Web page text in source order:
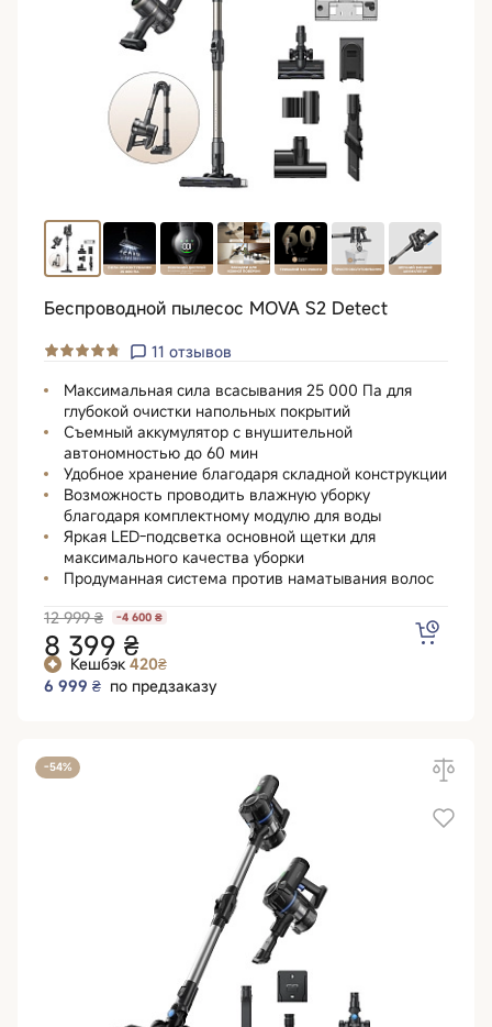
Беспроводной пылесос MOVA S2 Detect
11 отзывов
Максимальная сила всасывания 25 000 Па для
глубокой очистки напольных покрытий
Съемный аккумулятор с внушительной
автономностью до 60 мин
Удобное хранение благодаря складной конструкции
Возможность проводить влажную уборку
благодаря комплектному модулю для воды
Яркая LED-подсветка основной щетки для
максимального качества уборки
Продуманная система против наматывания волос
12 999 ₴
-4 600 ₴
8 399 ₴
Кешбэк 420₴
6 999 ₴ по предзаказу
-54%